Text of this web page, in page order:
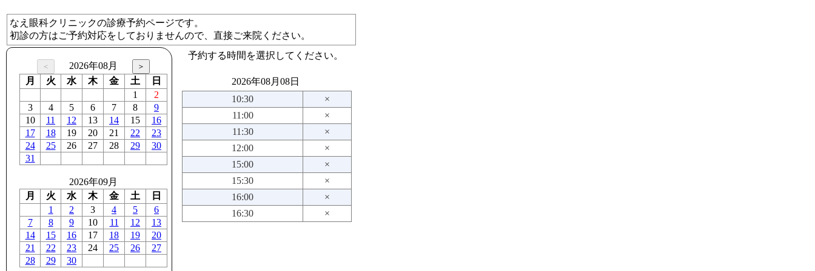
なえ眼科クリニックの診療予約ページです。
初診の方はご予約対応をしておりませんので、直接ご来院ください。
2026年08月
月
火 水 木 金 土
日
1
2
3
4 5 6 7 8
9
10
11 12 13 14 15
16
17
18 19 20 21 22
23
24
25 26 27 28 29
30
31
2026年09月
月
火 水 木 金 土
日
1
2 3 4 5
6
7
8 9 10 11 12
13
14
15 16 17 18 19
20
21
22 23 24 25 26
27
28
29 30
予約する時間を選択してください。
2026年08月08日
10:30
×
11:00
×
11:30
×
12:00
×
15:00
×
15:30
×
16:00
×
16:30
×